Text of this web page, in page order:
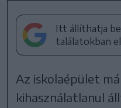
Itt állíthatja
találatokban
Az iskolaépület
kihasználatlanul